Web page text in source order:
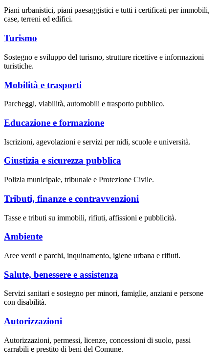
Piani urbanistici, piani paesaggistici e tutti i certificati per immobili,
case, terreni ed edifici.
Turismo
Sostegno e sviluppo del turismo, strutture ricettive e informazioni
turistiche.
Mobilità e trasporti
Parcheggi, viabilità, automobili e trasporto pubblico.
Educazione e formazione
Iscrizioni, agevolazioni e servizi per nidi, scuole e università.
Giustizia e sicurezza pubblica
Polizia municipale, tribunale e Protezione Civile.
Tributi, finanze e contravvenzioni
Tasse e tributi su immobili, rifiuti, affissioni e pubblicità.
Ambiente
Aree verdi e parchi, inquinamento, igiene urbana e rifiuti.
Salute, benessere e assistenza
Servizi sanitari e sostegno per minori, famiglie, anziani e persone
con disabilità.
Autorizzazioni
Autorizzazioni, permessi, licenze, concessioni di suolo, passi
carrabili e prestito di beni del Comune.